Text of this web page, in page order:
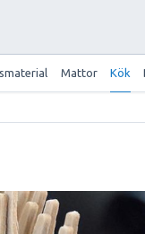
Mattor Kök